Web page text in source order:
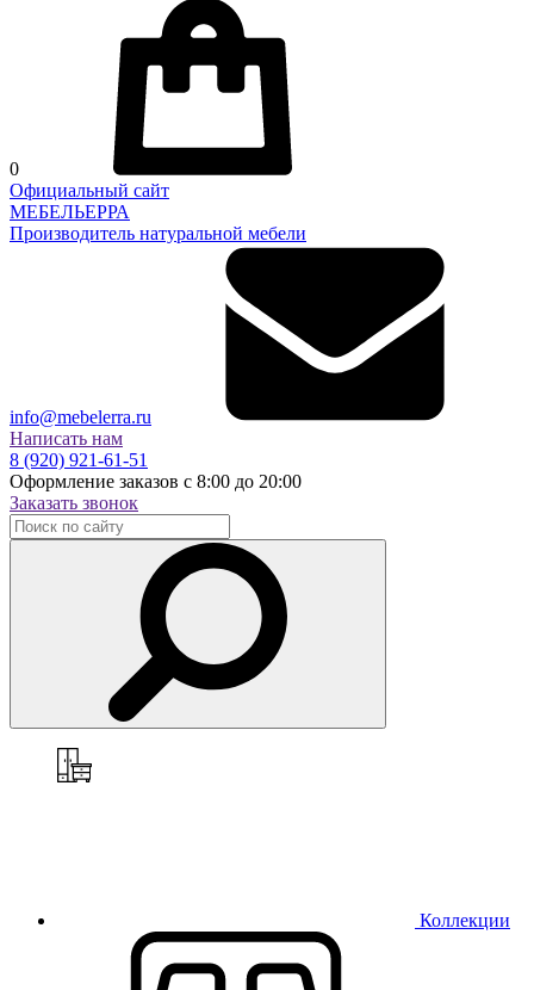
0
Официальный сайт
МЕБЕЛЬЕРРА
Производитель натуральной мебели
info@mebelerra.ru
Написать нам
8 (920) 921-61-51
Оформление заказов с 8:00 до 20:00
Заказать звонок
Коллекции